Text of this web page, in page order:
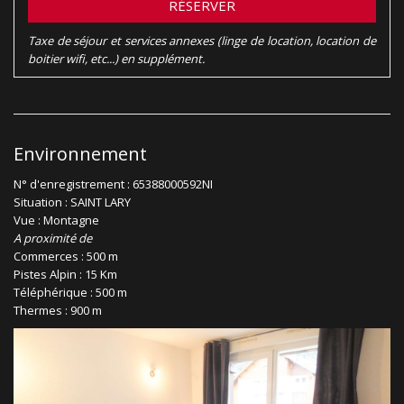
RÉSERVER
Taxe de séjour et services annexes (linge de location, location de
boitier wifi, etc...) en supplément.
Environnement
N° d'enregistrement : 65388000592NI
Situation : SAINT LARY
Vue : Montagne
A proximité de
Commerces : 500 m
Pistes Alpin : 15 Km
Téléphérique : 500 m
Thermes : 900 m